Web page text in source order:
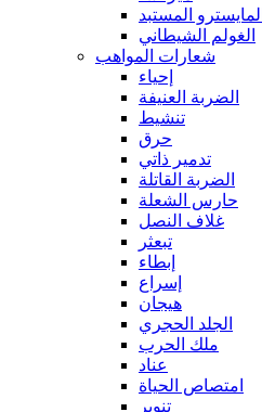
المايسترو المستبد
الغولم الشيطاني
شعارات المواهب
إحياء
الضربة العنيفة
تنشيط
حرق
تدمير ذاتي
الضربة القاتلة
حارس الشعلة
غلاف النصل
تبعثر
إبطاء
إسراع
هيجان
الجلد الحجري
ملك الحرب
عناد
امتصاص الحياة
تنوير